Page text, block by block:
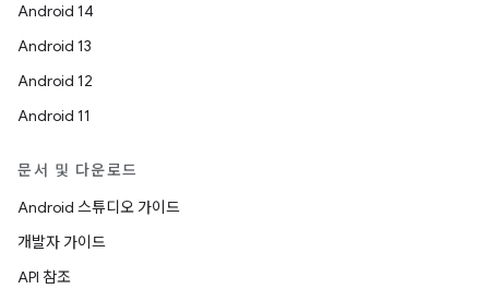
Android 14
Android 13
Android 12
Android 11
문서 및 다운로드
Android 스튜디오 가이드
개발자 가이드
API 참조